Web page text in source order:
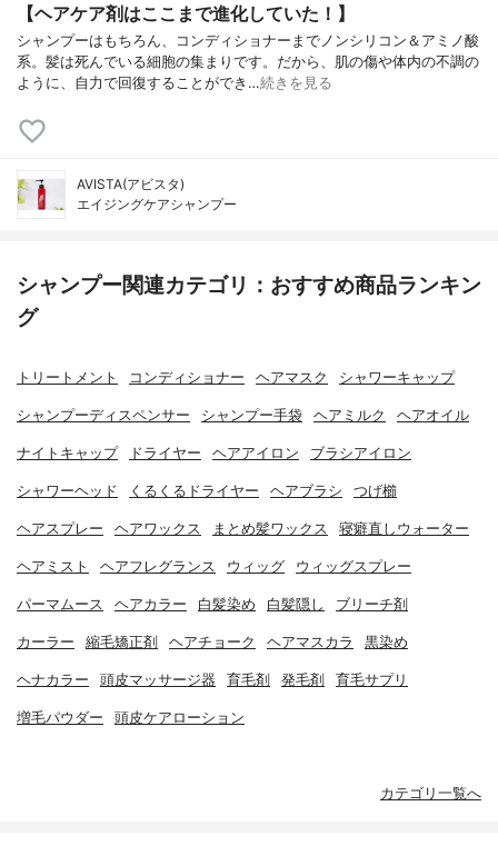
【ヘアケア剤はここまで進化していた！】
シャンプーはもちろん、コンディショナーまでノンシリコン＆アミノ酸
系。髪は死んでいる細胞の集まりです。だから、肌の傷や体内の不調の
ように、自力で回復することができ…続きを見る
AVISTA(アビスタ)
エイジングケアシャンプー
シャンプー関連カテゴリ：おすすめ商品ランキン
グ
トリートメント コンディショナー ヘアマスク シャワーキャップ
シャンプーディスペンサー シャンプー手袋 ヘアミルク ヘアオイル
ナイトキャップ ドライヤー ヘアアイロン ブラシアイロン
シャワーヘッド くるくるドライヤー ヘアブラシ つげ櫛
ヘアスプレー ヘアワックス まとめ髪ワックス 寝癖直しウォーター
ヘアミスト ヘアフレグランス ウィッグ ウィッグスプレー
パーマムース ヘアカラー 白髪染め 白髪隠し ブリーチ剤
カーラー 縮毛矯正剤 ヘアチョーク ヘアマスカラ 黒染め
ヘナカラー 頭皮マッサージ器 育毛剤 発毛剤 育毛サプリ
増毛パウダー 頭皮ケアローション
カテゴリ一覧へ